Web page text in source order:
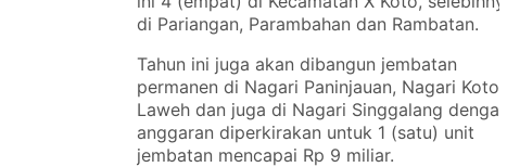
di Pariangan, Parambahan dan Rambatan.
Tahun ini juga akan dibangun jembatan
permanen di Nagari Paninjauan, Nagari Koto
Laweh dan juga di Nagari Singgalang dengan
anggaran diperkirakan untuk 1 (satu) unit
jembatan mencapai Rp 9 miliar.